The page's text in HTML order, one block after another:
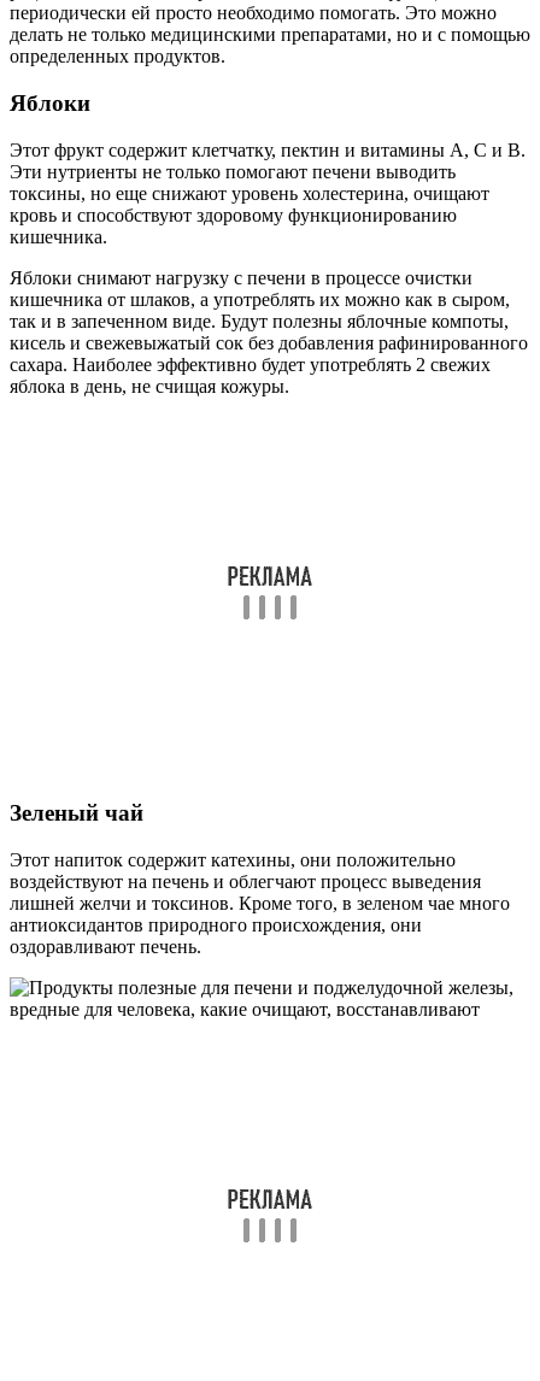
периодически ей просто необходимо помогать. Это можно
делать не только медицинскими препаратами, но и с помощью
определенных продуктов.
Яблоки
Этот фрукт содержит клетчатку, пектин и витамины А, С и В.
Эти нутриенты не только помогают печени выводить
токсины, но еще снижают уровень холестерина, очищают
кровь и способствуют здоровому функционированию
кишечника.
Яблоки снимают нагрузку с печени в процессе очистки
кишечника от шлаков, а употреблять их можно как в сыром,
так и в запеченном виде. Будут полезны яблочные компоты,
кисель и свежевыжатый сок без добавления рафинированного
сахара. Наиболее эффективно будет употреблять 2 свежих
яблока в день, не счищая кожуры.
Зеленый чай
Этот напиток содержит катехины, они положительно
воздействуют на печень и облегчают процесс выведения
лишней желчи и токсинов. Кроме того, в зеленом чае много
антиоксидантов природного происхождения, они
оздоравливают печень.